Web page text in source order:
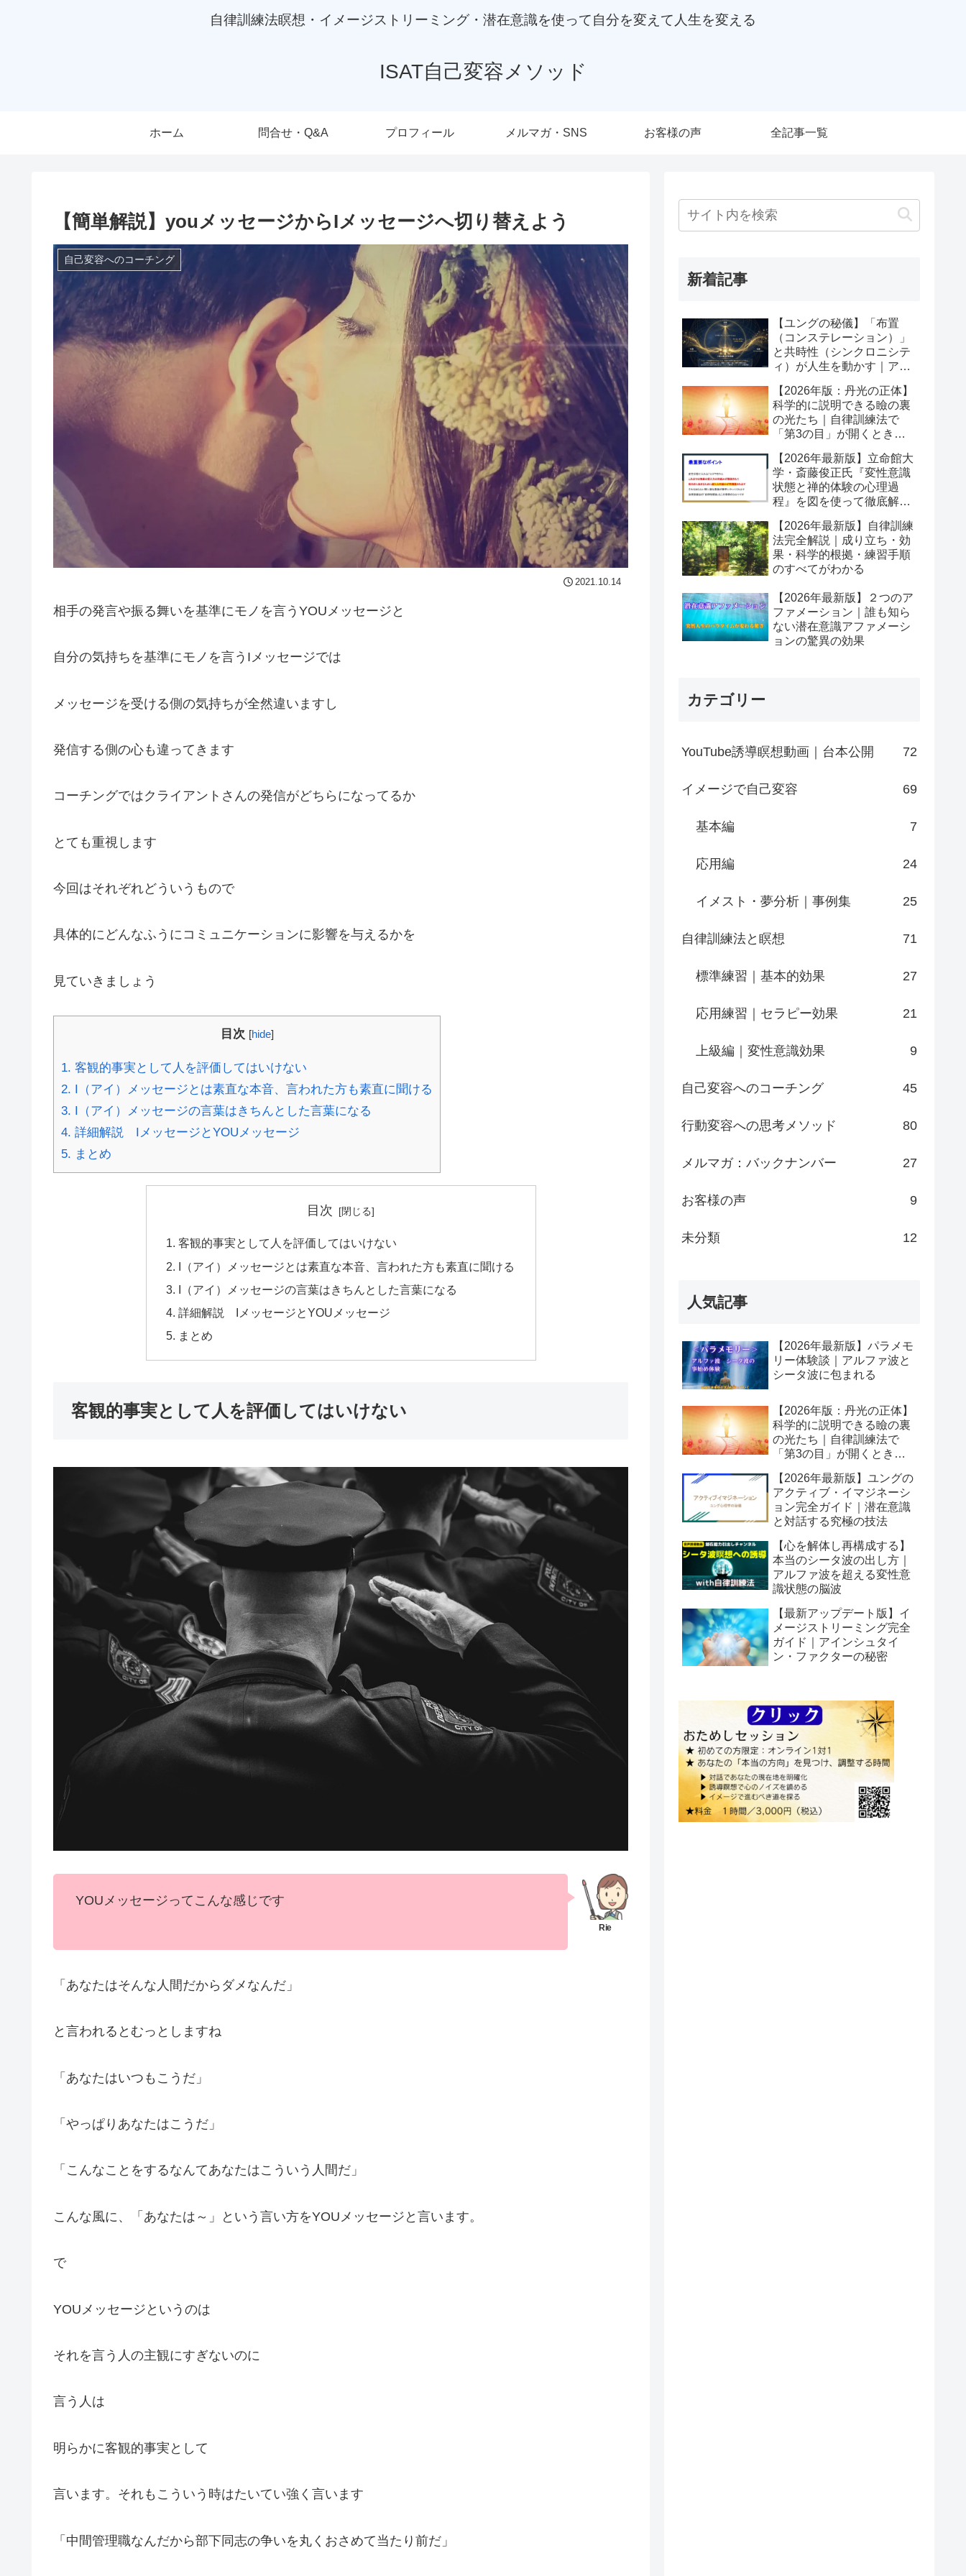
自律訓練法瞑想・イメージストリーミング・潜在意識を使って自分を変えて人生を変える
ISAT自己変容メソッド
ホーム 問合せ・Q&A プロフィール メルマガ・SNS お客様の声 全記事一覧
【簡単解説】youメッセージからIメッセージへ切り替えよう
自己変容へのコーチング
2021.10.14
相手の発言や振る舞いを基準にモノを言うYOUメッセージと
自分の気持ちを基準にモノを言うIメッセージでは
メッセージを受ける側の気持ちが全然違いますし
発信する側の心も違ってきます
コーチングではクライアントさんの発信がどちらになってるか
とても重視します
今回はそれぞれどういうもので
具体的にどんなふうにコミュニケーションに影響を与えるかを
見ていきましょう
目次 [hide]
1. 客観的事実として人を評価してはいけない
2. I（アイ）メッセージとは素直な本音、言われた方も素直に聞ける
3. I（アイ）メッセージの言葉はきちんとした言葉になる
4. 詳細解説 IメッセージとYOUメッセージ
5. まとめ
目次
客観的事実として人を評価してはいけない
I（アイ）メッセージとは素直な本音、言われた方も素直に聞ける
I（アイ）メッセージの言葉はきちんとした言葉になる
詳細解説 IメッセージとYOUメッセージ
まとめ
客観的事実として人を評価してはいけない
YOUメッセージってこんな感じです
「あなたはそんな人間だからダメなんだ」
と言われるとむっとしますね
「あなたはいつもこうだ」
「やっぱりあなたはこうだ」
「こんなことをするなんてあなたはこういう人間だ」
こんな風に、「あなたは～」という言い方をYOUメッセージと言います。
で
YOUメッセージというのは
それを言う人の主観にすぎないのに
言う人は
明らかに客観的事実として
言います。それもこういう時はたいてい強く言います
「中間管理職なんだから部下同志の争いを丸くおさめて当たり前だ」
新着記事
【ユングの秘儀】「布置
（コンステレーション）」
と共時性（シンクロニシテ
ィ）が人生を動かす｜アク
舞台
【2026年版：丹光の正体】
科学的に説明できる瞼の裏
の光たち｜自律訓練法で
「第3の目」が開くとき潜
【2026年最新版】立命館大
学・斎藤俊正氏『変性意識
状態と禅的体験の心理過
程』を図を使って徹底解説
変容を起こすのか？
【2026年最新版】自律訓練
法完全解説｜成り立ち・効
果・科学的根拠・練習手順
のすべてがわかる
【2026年最新版】２つのア
ファメーション｜誰も知ら
ない潜在意識アファメーシ
ョンの驚異の効果
カテゴリー
YouTube誘導瞑想動画｜台本公開 72
イメージで自己変容 69
基本編 7
応用編 24
イメスト・夢分析｜事例集 25
自律訓練法と瞑想 71
標準練習｜基本的効果 27
応用練習｜セラピー効果 21
上級編｜変性意識効果 9
自己変容へのコーチング 45
行動変容への思考メソッド 80
メルマガ：バックナンバー 27
お客様の声 9
未分類 12
人気記事
【2026年最新版】パラメモ
リー体験談｜アルファ波と
シータ波に包まれる
【2026年版：丹光の正体】
科学的に説明できる瞼の裏
の光たち｜自律訓練法で
「第3の目」が開くとき潜
【2026年最新版】ユングの
アクティブ・イマジネーシ
ョン完全ガイド｜潜在意識
と対話する究極の技法
【心を解体し再構成する】
本当のシータ波の出し方｜
アルファ波を超える変性意
識状態の脳波
【最新アップデート版】イ
メージストリーミング完全
ガイド｜アインシュタイ
ン・ファクターの秘密